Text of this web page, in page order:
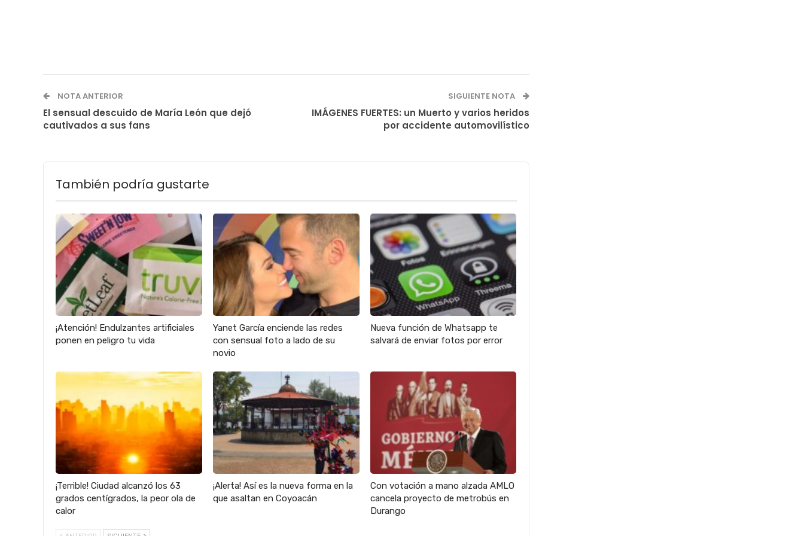
NOTA ANTERIOR
El sensual descuido de María León que dejó
cautivados a sus fans
SIGUIENTE NOTA
IMÁGENES FUERTES: un Muerto y varios heridos
por accidente automovilístico
También podría gustarte
¡Atención! Endulzantes artificiales
ponen en peligro tu vida
Yanet García enciende las redes
con sensual foto a lado de su
novio
Nueva función de Whatsapp te
salvará de enviar fotos por error
¡Terrible! Ciudad alcanzó los 63
grados centígrados, la peor ola de
calor
¡Alerta! Así es la nueva forma en la
que asaltan en Coyoacán
Con votación a mano alzada AMLO
cancela proyecto de metrobús en
Durango